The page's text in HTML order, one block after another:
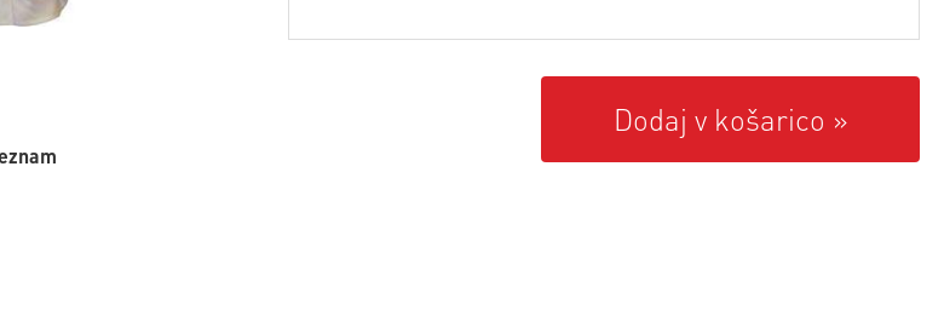
Dodaj v košarico